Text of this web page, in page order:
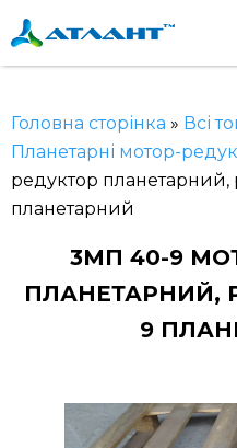
Головна сторінка » Всі
Планетарні мотор-
редуктор
планетарний
3МП 40-9
ПЛАНЕТАРНИЙ,
9